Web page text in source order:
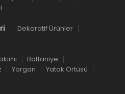
Dekoratif Ürünler
Battaniye
Yorgan
Yatak Örtüsü